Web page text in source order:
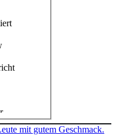
mit gutem Geschmack.